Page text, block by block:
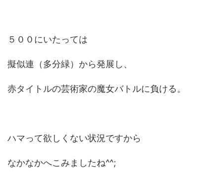
５００にいたっては
擬似連（多分緑）から発展し、
赤タイトルの芸術家の魔女バトルに負ける。
ハマって欲しくない状況ですから
なかなかへこみましたね^^;